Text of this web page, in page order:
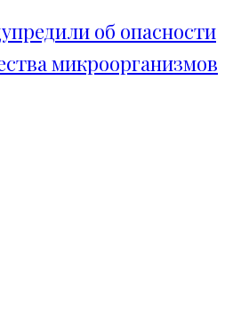
об опасности
микроорганизмов